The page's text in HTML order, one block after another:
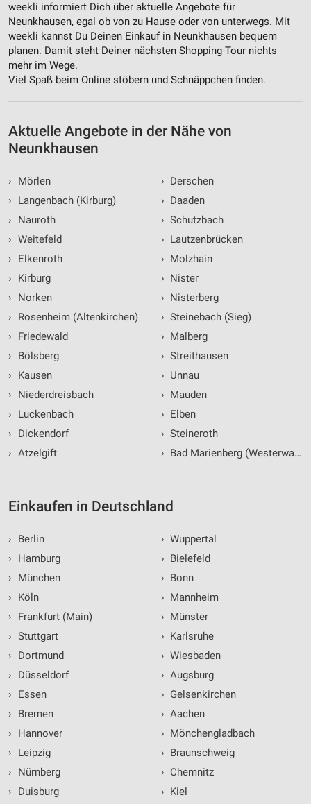
weekli informiert Dich über aktuelle Angebote für
Neunkhausen, egal ob von zu Hause oder von unterwegs. Mit
weekli kannst Du Deinen Einkauf in Neunkhausen bequem
planen. Damit steht Deiner nächsten Shopping-Tour nichts
mehr im Wege.
Viel Spaß beim Online stöbern und Schnäppchen finden.
Aktuelle Angebote in der Nähe von
Neunkhausen
›
Mörlen
›
Langenbach (Kirburg)
›
Nauroth
› Weitefeld
›
Elkenroth
›
Kirburg
›
Norken
›
Rosenheim (Altenkirchen)
›
Friedewald
›
Bölsberg
›
Kausen
›
Niederdreisbach
›
Luckenbach
›
Dickendorf
› Atzelgift
› Derschen
› Daaden
› Schutzbach
› Lautzenbrücken
› Molzhain
› Nister
› Nisterberg
› Steinebach (Sieg)
› Malberg
› Streithausen
› Unnau
› Mauden
› Elben
› Steineroth
› Bad Marienberg (Westerwald)
Einkaufen in Deutschland
›
Berlin
›
Hamburg
›
München
›
Köln
›
Frankfurt (Main)
› Stuttgart
›
Dortmund
›
Düsseldorf
›
Essen
›
Bremen
›
Hannover
›
Leipzig
›
Nürnberg
›
Duisburg
› Wuppertal
› Bielefeld
› Bonn
› Mannheim
› Münster
› Karlsruhe
› Wiesbaden
› Augsburg
› Gelsenkirchen
› Aachen
› Mönchengladbach
› Braunschweig
› Chemnitz
› Kiel